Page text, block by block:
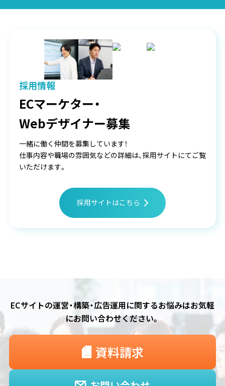
採用情報
ECマーケター・
Webデザイナー募集
一緒に働く仲間を募集しています！
仕事内容や職場の雰囲気などの詳細は、採用サイトにてご覧
いただけます。
採用サイトはこちら
ECサイトの運営・構築・広告運用に関するお悩みはお気軽
にお問い合わせください。
資料請求